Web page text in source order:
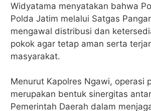
Widyatama menyatakan bahwa
Polda Jatim melalui Satgas
mengawal distribusi dan
pokok agar tetap aman serta
masyarakat.
Menurut Kapolres Ngawi, operasi
merupakan bentuk sinergitas
Pemerintah Daerah dalam